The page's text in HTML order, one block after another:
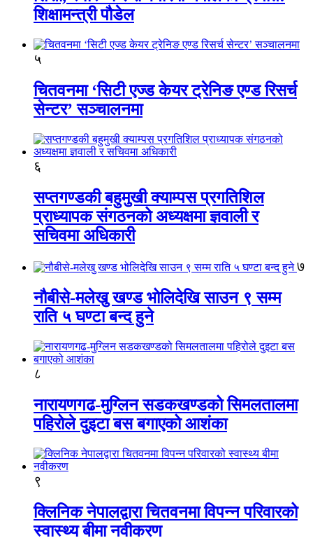
शिक्षामन्त्री पौडेल
५
चितवनमा ‘सिटी एज्ड केयर ट्रेनिङ एण्ड रिसर्च
सेन्टर’ सञ्चालनमा
६
सप्तगण्डकी बहुमुखी क्याम्पस प्रगतिशिल
प्राध्यापक संगठनको अध्यक्षमा ज्ञवाली र
सचिवमा अधिकारी
७
नौबीसे-मलेखु खण्ड भोलिदेखि साउन ९ सम्म
राति ५ घण्टा बन्द हुने
८
नारायणगढ-मुग्लिन सडकखण्डको सिमलतालमा
पहिरोले दुइटा बस बगाएको आशंका
९
क्लिनिक नेपालद्वारा चितवनमा विपन्न परिवारको
स्वास्थ्य बीमा नवीकरण